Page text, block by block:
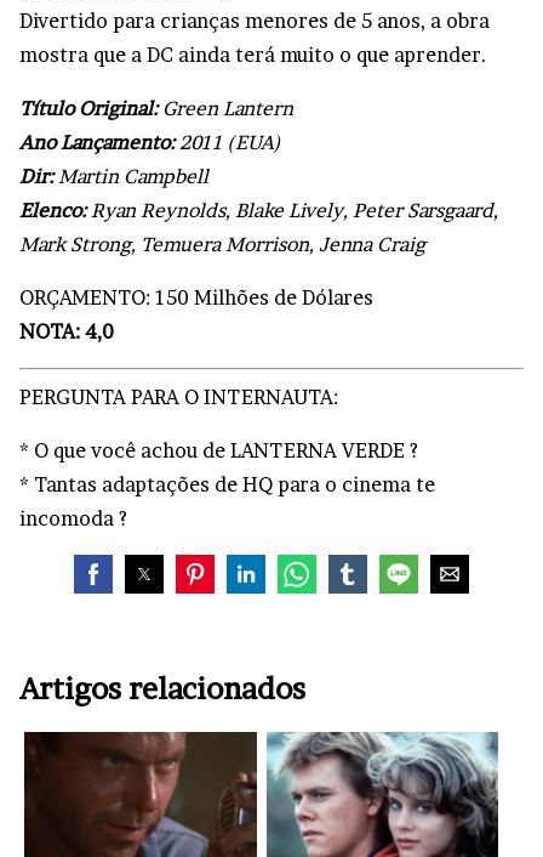
Divertido para crianças menores de 5 anos, a obra
mostra que a DC ainda terá muito o que aprender.
Título Original: Green Lantern
Ano Lançamento:2011 (EUA)
Dir:Martin Campbell
Elenco:Ryan Reynolds, Blake Lively, Peter Sarsgaard,
Mark Strong, Temuera Morrison, Jenna Craig
ORÇAMENTO: 150 Milhões de Dólares
NOTA: 4,0
PERGUNTA PARA O INTERNAUTA:
* O que você achou de LANTERNA VERDE ?
* Tantas adaptações de HQ para o cinema te
incomoda ?
Artigos relacionados